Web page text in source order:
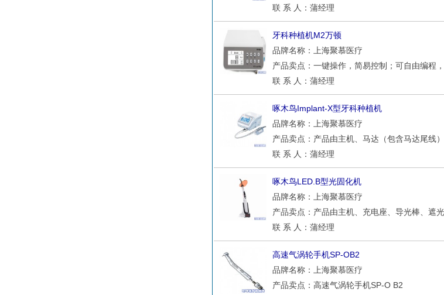
联 系 人：蒲经理
牙科种植机M2万顿
品牌名称：上海聚慕医疗
联 系 人：蒲经理
啄木鸟Implant-X型牙科种植机
品牌名称：上海聚慕医疗
联 系 人：蒲经理
啄木鸟LED.B型光固化机
品牌名称：上海聚慕医疗
联 系 人：蒲经理
高速气涡轮手机SP-OB2
品牌名称：上海聚慕医疗
产品卖点：高速气涡轮手机SP-O B2